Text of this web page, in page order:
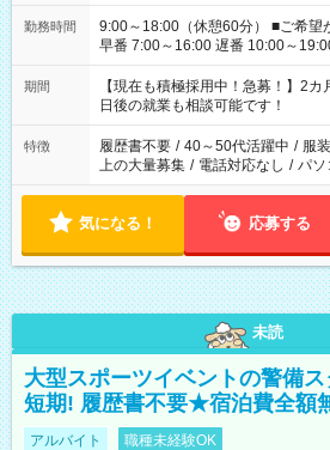
勤務時間
9:00～18:00（休憩60分） ■ご希望があれば下記シフトもOK！
早番 7:00～16:00 遅番 10:00～19:00 「家族と休みを合わせ
い」 「余裕を持って夕飯の準備が
たくない」 など、ご希望を教えてくださいね
の方へ 今ご覧のお仕事で希望する
の勤務時間。 合計で週40時間を超
期間
【現在も積極採用中！急募！】2
日後の就業も相談可能です！
特徴 履歴書不要 / 40～50代活躍中 / 服
上の大量募集 / 電話対応なし / パソ
気になる！ 応募する
未読
大型スポーツイベントの警備
短期! 履歴書不要★宿泊費全額
アルバイト 職種未経験OK